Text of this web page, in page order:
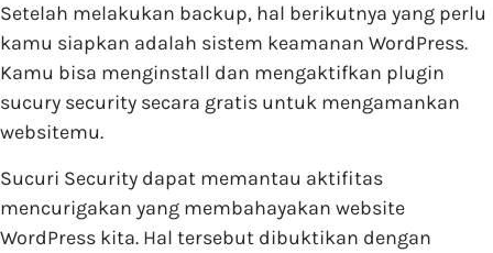
Setelah melakukan backup, hal berikutnya yang perlu
kamu siapkan adalah sistem keamanan WordPress.
Kamu bisa menginstall dan mengaktifkan plugin
sucury security secara gratis untuk mengamankan
websitemu.
Sucuri Security dapat memantau aktifitas
mencurigakan yang membahayakan website
WordPress kita. Hal tersebut dibuktikan dengan